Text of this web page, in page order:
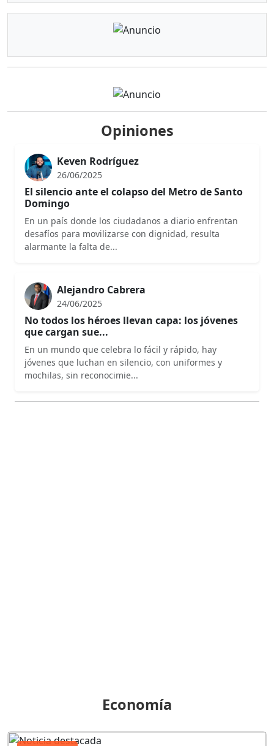
Opiniones
Keven Rodríguez
26/06/2025
El silencio ante el colapso del Metro de Santo
Domingo
En un país donde los ciudadanos a diario enfrentan
desafíos para movilizarse con dignidad, resulta
alarmante la falta de...
Alejandro Cabrera
24/06/2025
No todos los héroes llevan capa: los jóvenes
que cargan sue...
En un mundo que celebra lo fácil y rápido, hay
jóvenes que luchan en silencio, con uniformes y
mochilas, sin reconocimie...
Economía